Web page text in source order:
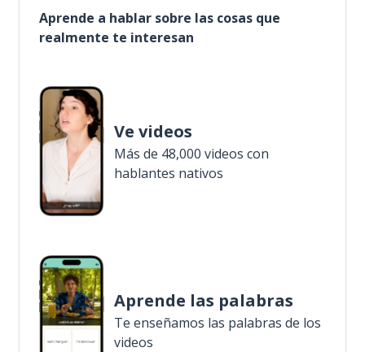
Aprende a hablar sobre las cosas que
realmente te interesan
Ve videos
Más de 48,000 videos con
hablantes nativos
Aprende las palabras
Te enseñamos las palabras de los
videos